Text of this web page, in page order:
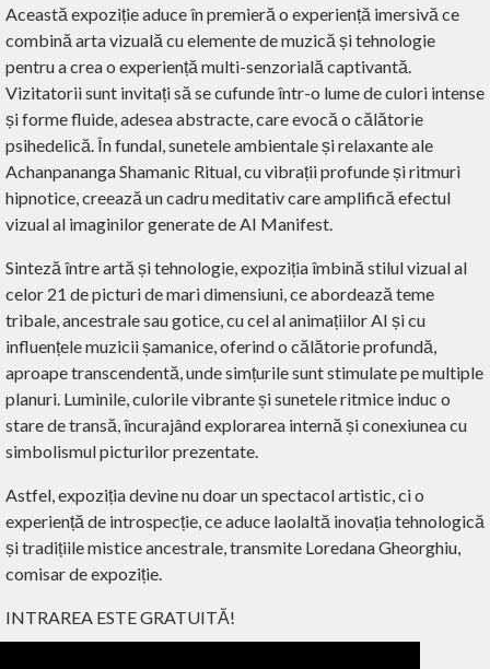
Această expoziție aduce în premieră o experiență imersivă ce
combină arta vizuală cu elemente de muzică și tehnologie
pentru a crea o experiență multi-senzorială captivantă.
Vizitatorii sunt invitați să se cufunde într-o lume de culori intense
și forme fluide, adesea abstracte, care evocă o călătorie
psihedelică. În fundal, sunetele ambientale și relaxante ale
Achanpananga Shamanic Ritual, cu vibrații profunde și ritmuri
hipnotice, creează un cadru meditativ care amplifică efectul
vizual al imaginilor generate de AI Manifest.
Sinteză între artă și tehnologie, expoziția îmbină stilul vizual al
celor 21 de picturi de mari dimensiuni, ce abordează teme
tribale, ancestrale sau gotice, cu cel al animațiilor AI și cu
influențele muzicii șamanice, oferind o călătorie profundă,
aproape transcendentă, unde simțurile sunt stimulate pe multiple
planuri. Luminile, culorile vibrante și sunetele ritmice induc o
stare de transă, încurajând explorarea internă și conexiunea cu
simbolismul picturilor prezentate.
Astfel, expoziția devine nu doar un spectacol artistic, ci o
experiență de introspecție, ce aduce laolaltă inovația tehnologică
și tradițiile mistice ancestrale, transmite Loredana Gheorghiu,
comisar de expoziție.
INTRAREA ESTE GRATUITĂ!